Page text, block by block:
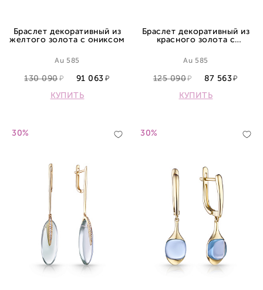
Браслет декоративный из
желтого золота с ониксом
Au 585
130 090
91 063
КУПИТЬ
Браслет декоративный из
красного золота с
Au 585
125 090
87 563
КУПИТЬ
30% 30%